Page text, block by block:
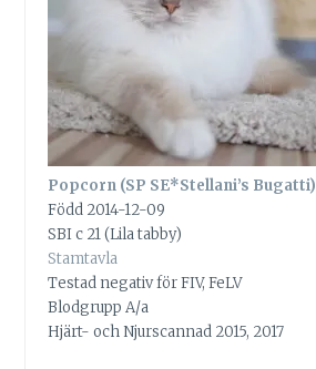
Popcorn (SP SE*Stellani’s Bugatti)
Född 2014-12-09
SBI c 21 (Lila tabby)
Stamtavla
Testad negativ för FIV, FeLV
Blodgrupp A/a
Hjärt- och Njurscannad 2015, 2017